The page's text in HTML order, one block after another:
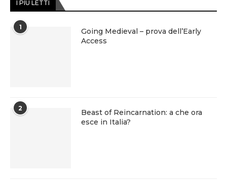
I PIÙ LETTI
1
Going Medieval – prova dell’Early
Access
2
Beast of Reincarnation: a che ora
esce in Italia?